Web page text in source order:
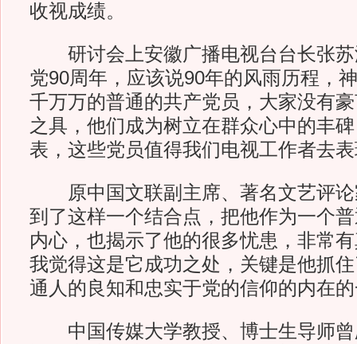
收视成绩。
研讨会上安徽广播电视台台长张苏
党90周年，应该说90年的风雨历程，
千万万的普通的共产党员，大家没有
之具，他们成为树立在群众心中的丰
表，这些党员值得我们电视工作者去
原中国文联副主席、著名文艺评论
到了这样一个结合点，把他作为一个
内心，也揭示了他的很多忧患，非常
我觉得这是它成功之处，关键是他抓
通人的良知和忠实于党的信仰的内在的
中国传媒大学教授、博士生导师曾